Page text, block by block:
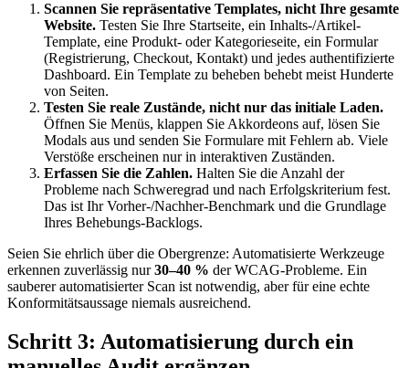
Scannen Sie repräsentative Templates, nicht Ihre gesamte
Website. Testen Sie Ihre Startseite, ein Inhalts-/Artikel-
Template, eine Produkt- oder Kategorieseite, ein Formular
(Registrierung, Checkout, Kontakt) und jedes authentifizierte
Dashboard. Ein Template zu beheben behebt meist Hunderte
von Seiten.
Testen Sie reale Zustände, nicht nur das initiale Laden.
Öffnen Sie Menüs, klappen Sie Akkordeons auf, lösen Sie
Modals aus und senden Sie Formulare mit Fehlern ab. Viele
Verstöße erscheinen nur in interaktiven Zuständen.
Erfassen Sie die Zahlen. Halten Sie die Anzahl der
Probleme nach Schweregrad und nach Erfolgskriterium fest.
Das ist Ihr Vorher-/Nachher-Benchmark und die Grundlage
Ihres Behebungs-Backlogs.
Seien Sie ehrlich über die Obergrenze: Automatisierte Werkzeuge
erkennen zuverlässig nur30–40 % der WCAG-Probleme. Ein
sauberer automatisierter Scan ist notwendig, aber für eine echte
Konformitätsaussage niemals ausreichend.
Schritt 3: Automatisierung durch ein